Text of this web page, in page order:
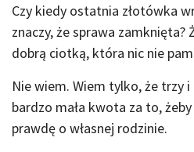
Czy kiedy ostatnia złotówka
znaczy, że sprawa zamknięta?
dobrą ciotką, która nic nie
Nie wiem. Wiem tylko, że trzy i
bardzo mała kwota za to,
prawdę o własnej rodzinie.